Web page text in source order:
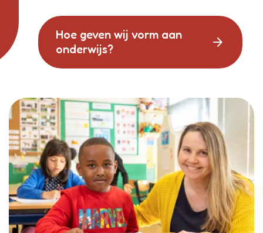
Hoe geven wij vorm aan
onderwijs?
arrow_forward